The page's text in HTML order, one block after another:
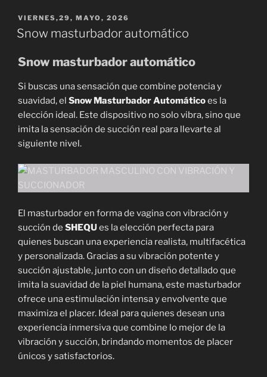
PUBLICADO
EL
VIERNES,29, MAYO, 2026
Snow masturbador automático
Snow masturbador automático
Si buscas una sensación que combine potencia y
suavidad, el Snow Masturbador Automáticoes la
elección ideal. Este dispositivo no solo vibra, sino que
imita la sensación de succión real para llevarte al
siguiente nivel.
El masturbador en forma de vagina con vibración y
succión de SHEQU es la elección perfecta para
quienes buscan una experiencia realista, multifacética
y personalizada. Gracias a su vibración potente y
succión ajustable, junto con un diseño detallado que
imita la suavidad de la piel humana, este masturbador
ofrece una estimulación intensa y envolvente que
maximiza el placer. Ideal para quienes desean una
experiencia inmersiva que combine lo mejor de la
vibración y succión, brindando momentos de placer
únicos y satisfactorios.